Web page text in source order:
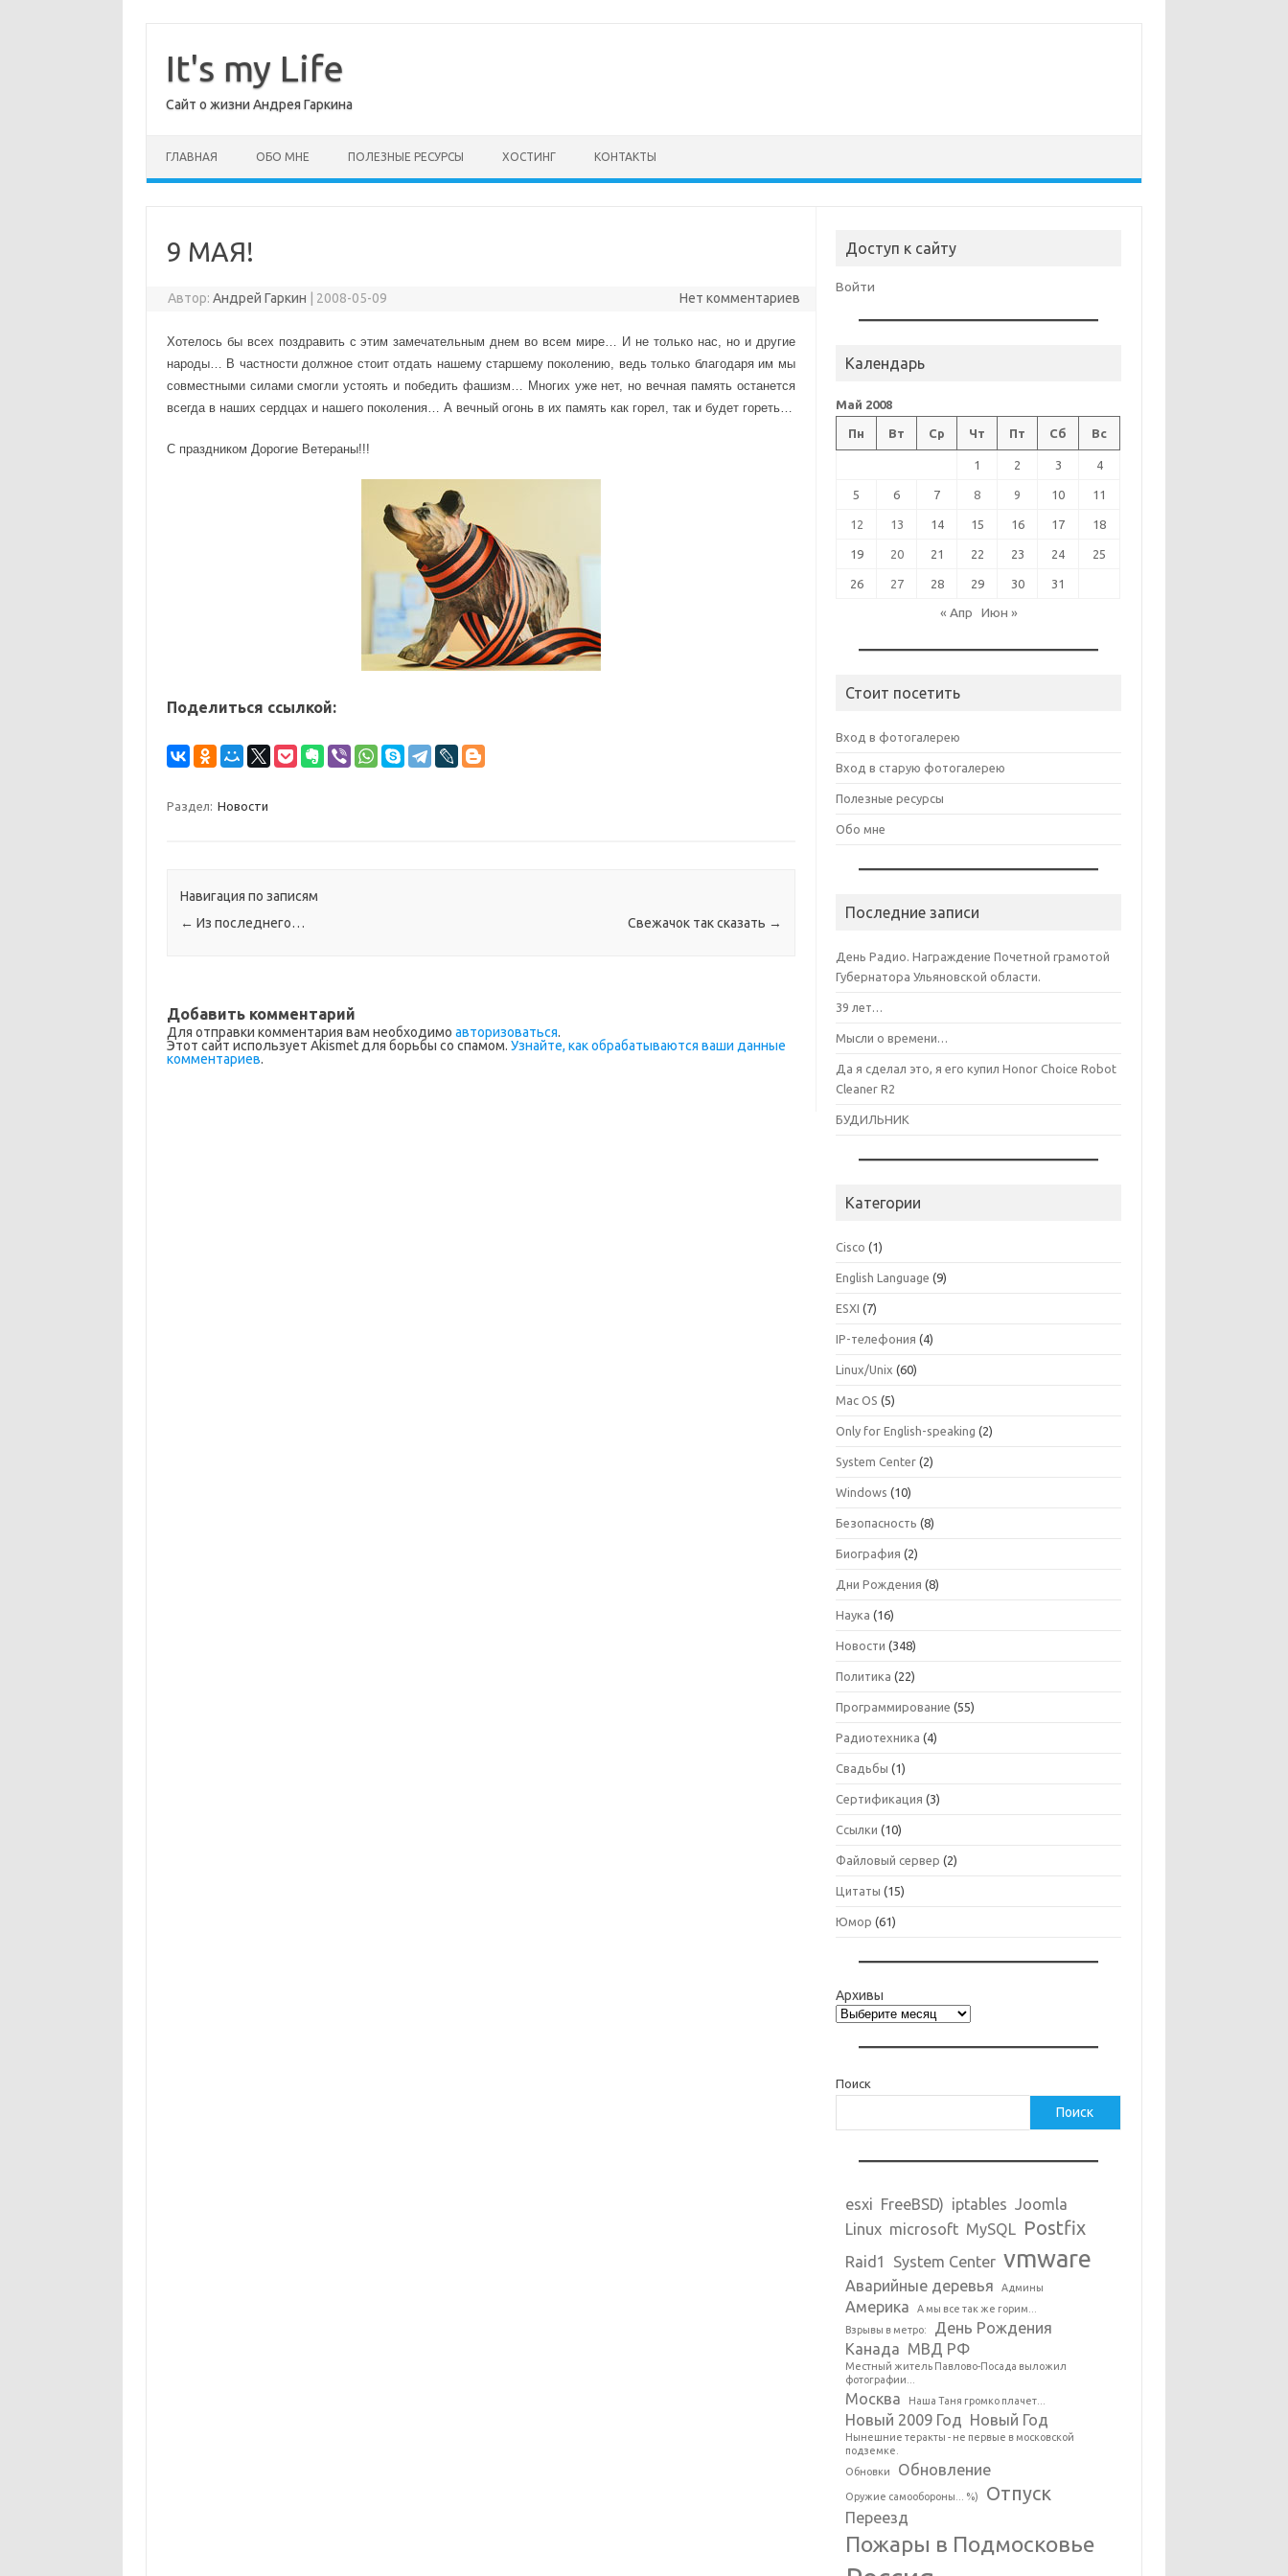
содержимому
It's my Life
Сайт о жизни Андрея Гаркина
ГЛАВНАЯ ОБО МНЕ ПОЛЕЗНЫЕ РЕСУРСЫ ХОСТИНГ КОНТАКТЫ
9 МАЯ!
Автор:Андрей Гаркин 2008-05-09 Нет комментариев
Хотелось бы всех поздравить с этим замечательным днем во всем мире… И не только нас, но и другие
народы… В частности должное стоит отдать нашему старшему поколению, ведь только благодаря им мы
совместными силами смогли устоять и победить фашизм… Многих уже нет, но вечная память останется
всегда в наших сердцах и нашего поколения… А вечный огонь в их память как горел, так и будет гореть…
С праздником Дорогие Ветераны!!!
Поделиться ссылкой:
Раздел: Новости
Навигация по записям
← Из последнего… Свежачок так сказать →
Добавить комментарий
Для отправки комментария вам необходимо авторизоваться.
Этот сайт использует Akismet для борьбы со спамом. Узнайте, как обрабатываются ваши данные
комментариев.
Доступ к сайту
Войти
Календарь
Май 2008
Пн Вт Ср Чт Пт Сб Вс
1 2 3 4
5 6 7 8 9 10 11
12 13 14 15 16 17 18
19 20 21 22 23 24 25
26 27 28 29 30 31
« Апр Июн »
Стоит посетить
Вход в фотогалерею
Вход в старую фотогалерею
Полезные ресурсы
Обо мне
Последние записи
День Радио. Награждение Почетной грамотой
Губернатора Ульяновской области.
39 лет…
Мысли о времени…
Да я сделал это, я его купил Honor Choice Robot
Cleaner R2
БУДИЛЬНИК
Категории
Cisco (1)
English Language (9)
ESXI (7)
IP-телефония (4)
Linux/Unix (60)
Mac OS (5)
Only for English-speaking (2)
System Center (2)
Windows (10)
Безопасность (8)
Биография (2)
Дни Рождения (8)
Наука (16)
Новости (348)
Политика (22)
Программирование (55)
Радиотехника (4)
Свадьбы (1)
Сертификация (3)
Ссылки (10)
Файловый сервер (2)
Цитаты (15)
Юмор (61)
Архивы
Поиск
Поиск
esxi FreeBSD) iptables Joomla
Linux microsoft MySQL Postfix
Raid1 System Center vmware
Аварийные деревья Админы
Америка
А мы все так же горим...
Взрывы в метро:
День Рождения
Канада МВД РФ
Местный житель Павлово-Посада выложил
фотографии...
Москва Наша Таня громко плачет...
Новый 2009 Год Новый Год
Нынешние теракты - не первые в московской
подземке.
Обновки
Обновление
Оружие самообороны... %) Отпуск
Переезд
Пожары в Подмосковье